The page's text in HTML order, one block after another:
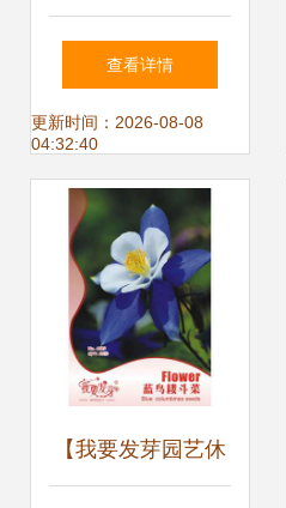
生产厂家,花卉种子
价格
查看详情
更新时间：2026-08-08
04:32:40
【我要发芽园艺休